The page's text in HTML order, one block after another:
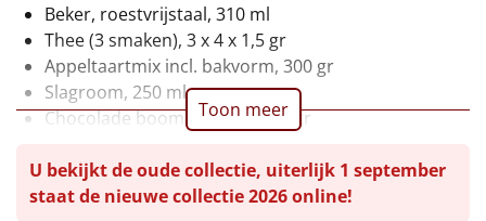
Goedkope
Uniek
Artikel
Beker, roestvrijstaal, 310 ml
Thee (3 smaken), 3 x 4 x 1,5 gr
Appeltaartmix incl. bakvorm, 300 gr
Slagroom, 250 ml
Chocolade boomhangers, 100 gr
295 x 100 mm
Toon meer
U bekijkt de oude collectie, uiterlijk 1 september
staat de nieuwe collectie 2026 online!